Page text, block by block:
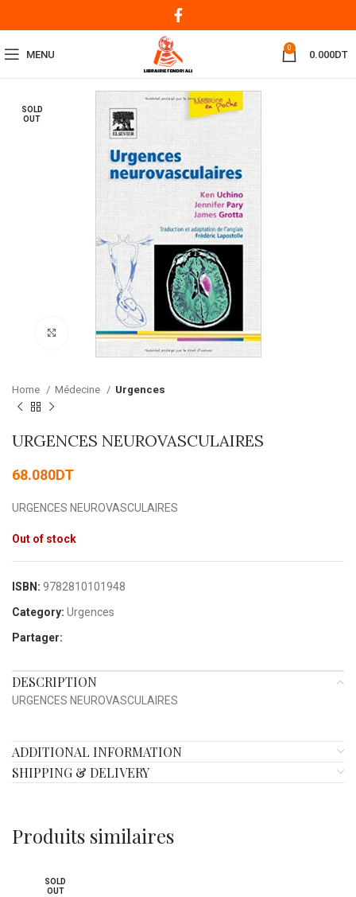
MENU
0
0.000DT
SOLD
OUT
Click to enlarge
Home Médecine Urgences
URGENCES NEUROVASCULAIRES
68.080DT
URGENCES NEUROVASCULAIRES
Out of stock
ISBN: 9782810101948
Category: Urgences
Partager:
DESCRIPTION
URGENCES NEUROVASCULAIRES
ADDITIONAL INFORMATION
SHIPPING & DELIVERY
Produits similaires
SOLD
OUT